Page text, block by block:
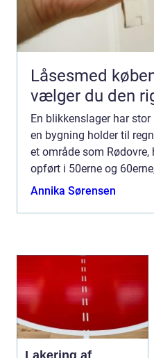
Låsesmed
vælger du den
En blikkenslager har
en bygning holder til
et område som Rødovre,
opført i 50erne og
tagrender og tagarbejde
Annika Sørensen
Lakering af